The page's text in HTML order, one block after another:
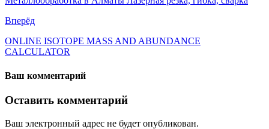
Вперёд
ONLINE ISOTOPE MASS AND ABUNDANCE
CALCULATOR
Ваш комментарий
Оставить комментарий
Ваш электронный адрес не будет опубликован.